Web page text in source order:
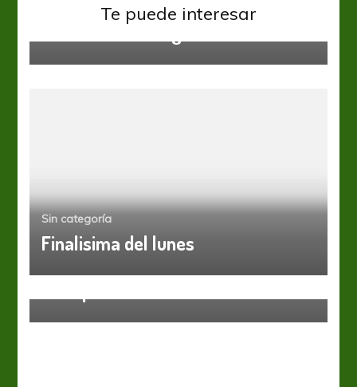
Te puede interesar
Sin categoría
Sin categoría
Finalisima del lunes